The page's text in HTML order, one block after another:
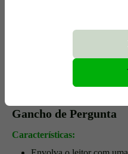
acúmulo de resíduos!"
"Apenas 8% da moeda
restante existe
sociedade está operando
Gancho de Pergunta
Características: